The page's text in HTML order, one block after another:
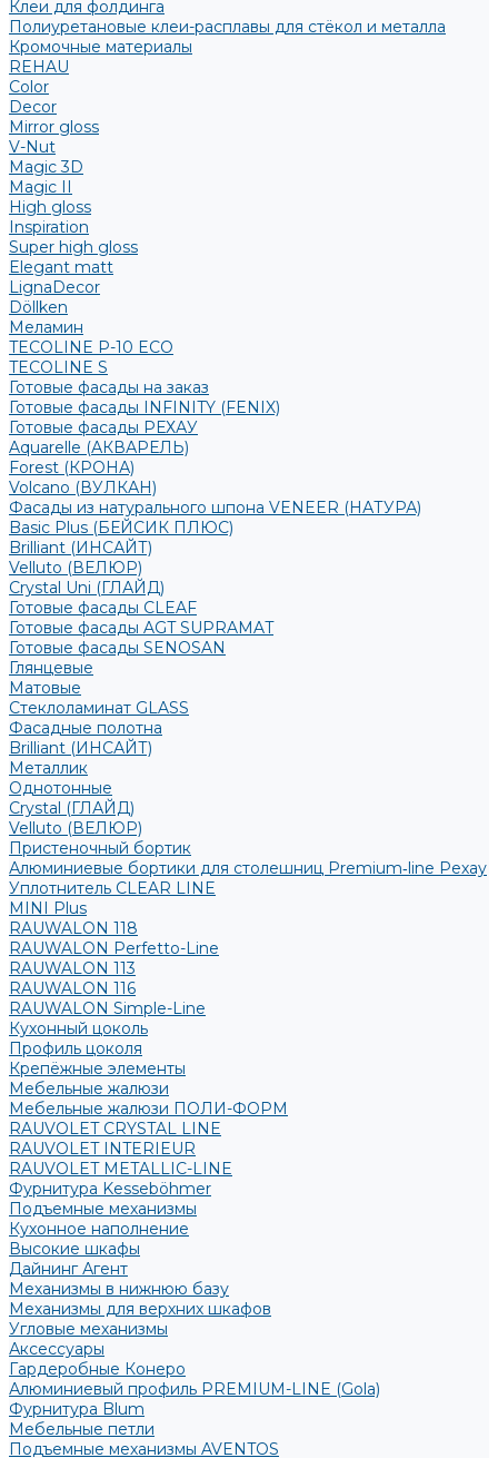
Клеи для фолдинга
Полиуретановые клеи-расплавы для стёкол и металла
Кромочные материалы
REHAU
Color
Decor
Mirror gloss
V-Nut
Magic 3D
Magic II
High gloss
Inspiration
Super high gloss
Elegant matt
LignaDecor
Döllken
Меламин
TECOLINE P-10 ECO
TECOLINE S
Готовые фасады на заказ
Готовые фасады INFINITY (FENIX)
Готовые фасады РЕХАУ
Aquarelle (АКВАРЕЛЬ)
Forest (КРОНА)
Volcano (ВУЛКАН)
Фасады из натурального шпона VENEER (НАТУРА)
Basic Plus (БЕЙСИК ПЛЮС)
Brilliant (ИНСАЙТ)
Velluto (ВЕЛЮР)
Crystal Uni (ГЛАЙД)
Готовые фасады CLEAF
Готовые фасады AGT SUPRAMAT
Готовые фасады SENOSAN
Глянцевые
Матовые
Стеклоламинат GLASS
Фасадные полотна
Brilliant (ИНСАЙТ)
Металлик
Однотонные
Crystal (ГЛАЙД)
Velluto (ВЕЛЮР)
Пристеночный бортик
Алюминиевые бортики для столешниц Premium‑line Рехау
Уплотнитель CLEAR LINE
MINI Plus
RAUWALON 118
RAUWALON Perfetto-Line
RAUWALON 113
RAUWALON 116
RAUWALON Simple-Line
Кухонный цоколь
Профиль цоколя
Крепёжные элементы
Мебельные жалюзи
Мебельные жалюзи ПОЛИ-ФОРМ
RAUVOLET CRYSTAL LINE
RAUVOLET INTERIEUR
RAUVOLET METALLIC-LINE
Фурнитура Kesseböhmer
Подъемные механизмы
Кухонное наполнение
Высокие шкафы
Дайнинг Агент
Механизмы в нижнюю базу
Механизмы для верхних шкафов
Угловые механизмы
Аксессуары
Гардеробные Конеро
Алюминиевый профиль PREMIUM-LINE (Gola)
Фурнитура Blum
Мебельные петли
Подъемные механизмы AVENTOS